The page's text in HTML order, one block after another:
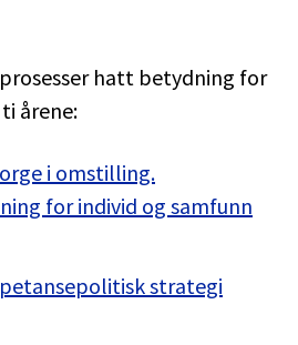
hatt betydning for
årene:
i omstilling.
for individ og samfunn
strategi